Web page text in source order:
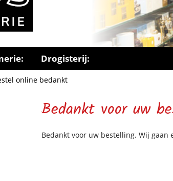
Drogisterij:
online bedankt
Bedankt voor uw
Bedankt voor uw bestelling. Wij gaan